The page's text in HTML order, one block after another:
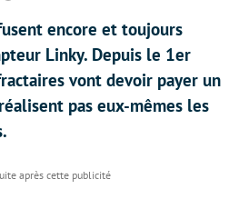
encore et toujours
Linky. Depuis le 1er
vont devoir payer un
pas eux-mêmes les